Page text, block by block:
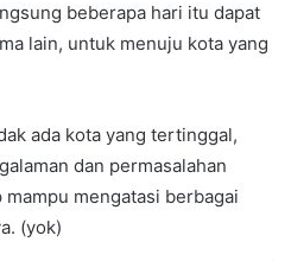
beberapa hari itu dapat
lain, untuk menuju kota yang
ada kota yang tertinggal,
dan permasalahan
mengatasi berbagai
(yok)